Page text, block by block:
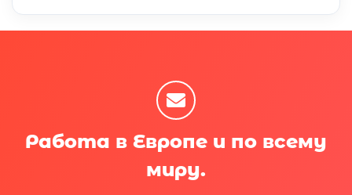
Работа в Европе и по всему
миру.